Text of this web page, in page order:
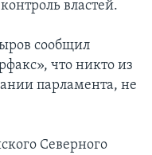
властей.
сообщил
что никто из
парламента, не
Северного